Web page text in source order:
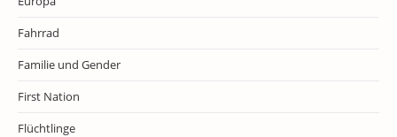
Fahrrad
Familie und Gender
First Nation
Flüchtlinge